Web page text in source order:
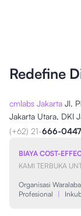
Redefine
cmlabs Jakarta Jl.
Jakarta Utara, DKI
(+62) 21-666-
BIAYA COST-
KAMI TERBUKA
Organisasi Waralaba
Profesional
|